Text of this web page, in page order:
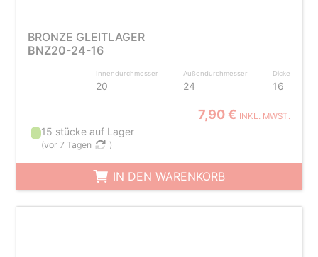
BRONZE GLEITLAGER
BNZ20-24-16
Innendurchmesser
20
Außendurchmesser
24
Dicke
16
7,90 € INKL. MWST.
15 stücke auf Lager
(vor 7 Tagen )
IN DEN WARENKORB